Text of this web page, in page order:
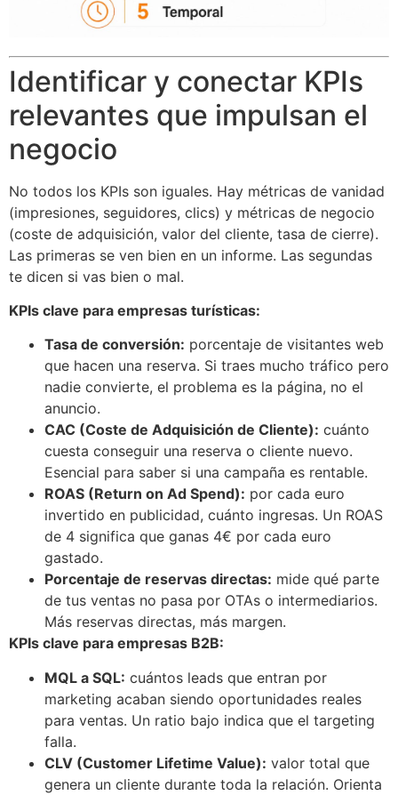
Identificar y conectar KPIs
relevantes que impulsan el
negocio
No todos los KPIs son iguales. Hay métricas de vanidad
(impresiones, seguidores, clics) y métricas de negocio
(coste de adquisición, valor del cliente, tasa de cierre).
Las primeras se ven bien en un informe. Las segundas
te dicen si vas bien o mal.
KPIs clave para empresas turísticas:
Tasa de conversión: porcentaje de visitantes web
que hacen una reserva. Si traes mucho tráfico pero
nadie convierte, el problema es la página, no el
anuncio.
CAC (Coste de Adquisición de Cliente): cuánto
cuesta conseguir una reserva o cliente nuevo.
Esencial para saber si una campaña es rentable.
ROAS (Return on Ad Spend): por cada euro
invertido en publicidad, cuánto ingresas. Un ROAS
de 4 significa que ganas 4€ por cada euro
gastado.
Porcentaje de reservas directas: mide qué parte
de tus ventas no pasa por OTAs o intermediarios.
Más reservas directas, más margen.
KPIs clave para empresas B2B:
MQL a SQL: cuántos leads que entran por
marketing acaban siendo oportunidades reales
para ventas. Un ratio bajo indica que el targeting
falla.
CLV (Customer Lifetime Value): valor total que
genera un cliente durante toda la relación. Orienta